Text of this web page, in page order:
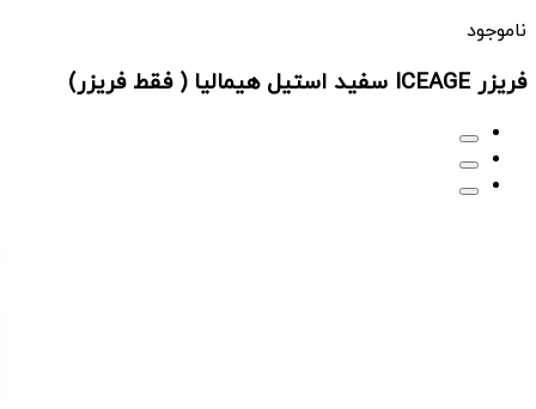
ناموجود
فریزر ICEAGE سفید استیل هیمالیا ( فقط فریزر)